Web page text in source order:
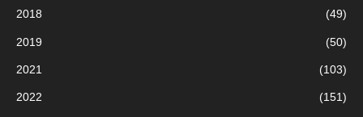
2018 (49)
2019 (50)
2021 (103)
2022 (151)